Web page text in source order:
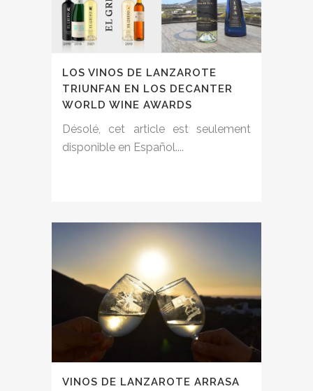
LOS VINOS DE LANZAROTE
TRIUNFAN EN LOS DECANTER
WORLD WINE AWARDS
Désolé, cet article est seulement
disponible en Español....
VINOS DE LANZAROTE ARRASA